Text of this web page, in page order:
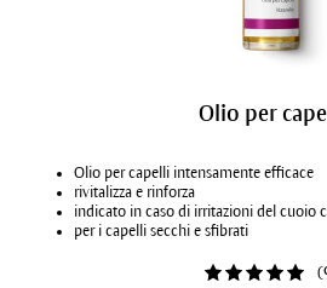
Olio per
Olio per capelli intensamente efficace
rivitalizza e rinforza
indicato in caso di irritazioni del cuoio
per i capelli secchi e sfibrati
(